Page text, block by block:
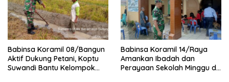
Babinsa Koramil 08/Bangun
Aktif Dukung Petani, Koptu
Suwandi Bantu Kelompok
Babinsa Koramil 14/Raya
Amankan Ibadah dan
Perayaan Sekolah Minggu di